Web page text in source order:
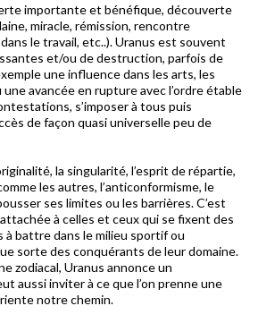
importante et bénéfique, découverte
miracle, rémission, rencontre
le travail, etc..). Uranus est souvent
et/ou de destruction, parfois de
une influence dans les arts, les
avancée en rupture avec l’ordre étable
s’imposer à tous puis
de façon quasi universelle peu de
la singularité, l’esprit de répartie,
les autres, l’anticonformisme, le
ses limites ou les barrières. C’est
à celles et ceux qui se fixent des
à battre dans le milieu sportif ou
sorte des conquérants de leur domaine.
zodiacal, Uranus annonce un
aussi inviter à ce que l’on prenne une
notre chemin.